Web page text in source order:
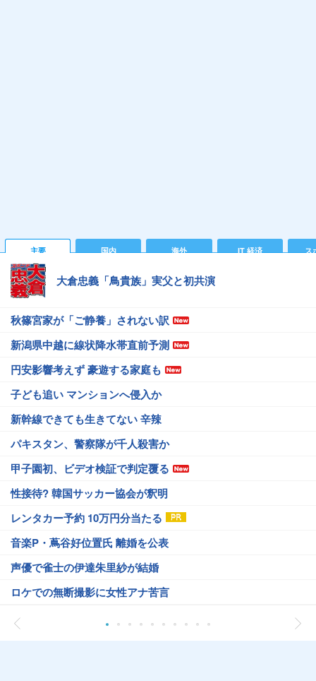
主要 国内 海外 IT 経済 ス
大倉忠義「鳥貴族」実父と初共演
秋篠宮家が「ご静養」されない訳
新潟県中越に線状降水帯直前予測
円安影響考えず 豪遊する家庭も
子ども追い マンションへ侵入か
新幹線できても生きてない 辛辣
パキスタン、警察隊が千人殺害か
甲子園初、ビデオ検証で判定覆る
性接待? 韓国サッカー協会が釈明
レンタカー予約 10万円分当たる
音楽P・蔦谷好位置氏 離婚を公表
声優で雀士の伊達朱里紗が結婚
ロケでの無断撮影に女性アナ苦言